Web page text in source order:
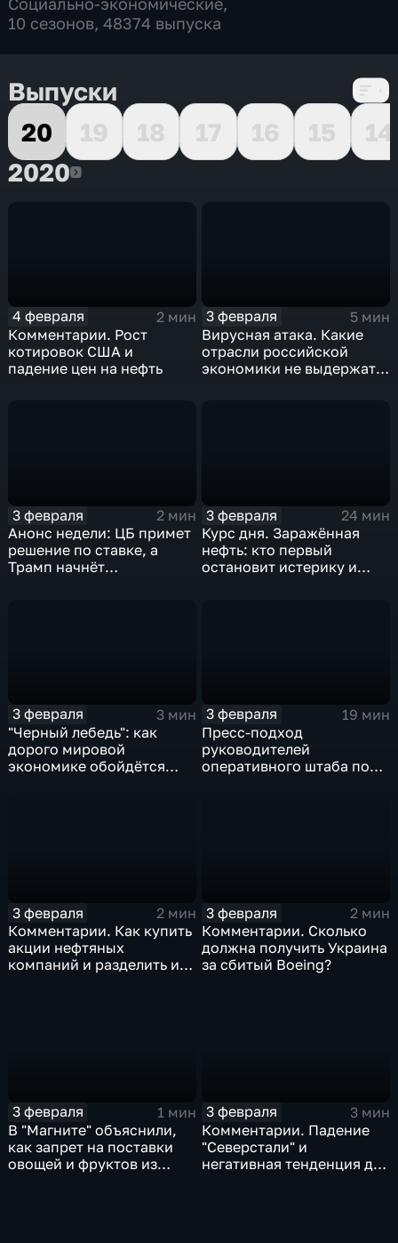
10 сезонов, 48374 выпуска
Выпуски
20
19 18 17 16 15
14
20202020
4 февраля
2 мин
Комментарии. Рост
котировок США и
падение цен на нефть
3 февраля
5 мин
Вирусная атака. Какие
отрасли российской
экономики не выдержат
3 февраля
2 мин
Анонс недели: ЦБ примет
решение по ставке, а
Трамп начнёт
3 февраля
24 мин
Курс дня. Заражённая
нефть: кто первый
остановит истерику и
3 февраля
3 мин
"Черный лебедь": как
дорого мировой
экономике обойдётся
3 февраля
19 мин
Пресс-подход
руководителей
оперативного штаба по
3 февраля
2 мин
Комментарии. Как купить
акции нефтяных
компаний и разделить их
3 февраля
2 мин
Комментарии. Сколько
должна получить Украина
за сбитый Boeing?
3 февраля
1 мин
В "Магните" объяснили,
как запрет на поставки
овощей и фруктов из
3 февраля
3 мин
Комментарии. Падение
"Северстали" и
негативная тенденция для